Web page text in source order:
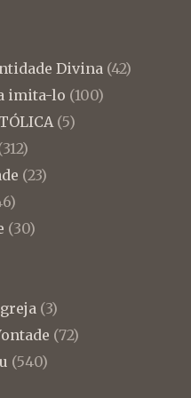
Divina (42)
imita-lo (100)
(5)
(23)
(30)
(3)
(72)
(540)